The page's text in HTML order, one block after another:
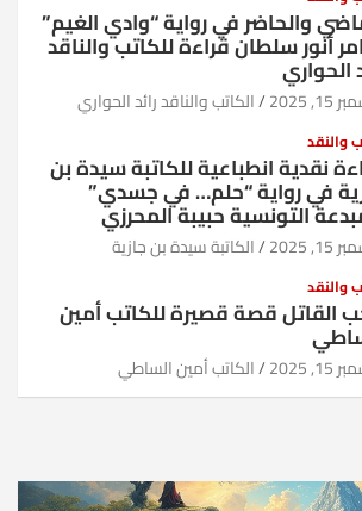
والحاضر في رواية “وادي الغيم”
أنور سلطان قراءة للكاتب والناقد
الحواري
2025 الكاتب والناقد رائد الحواري
والنقد
نقدية انطباعية للكاتبة سيدة بن
في رواية “حلم… في جسدي”
التونسية حبيبة المحرزي
2025 الكاتبة سيدة بن جازية
والنقد
القاتل قصة قصيرة للكاتب أمين
2025 الكاتب أمين الساطي